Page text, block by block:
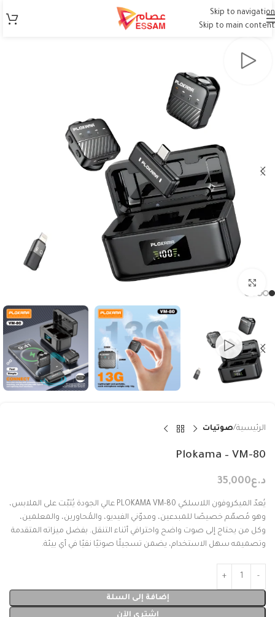
Skip to navigation
Skip to main content
الرئيسية صوتيات
Plokama – VM-80
د.ع35,000
يُعدّ الميكروفون اللاسلكي PLOKAMA VM-80 عالي الجودة يُثبّت على الملابس،
وهو مُصمّم خصيصًا للمبدعين، ومدوّني الفيديو، والمُحاورين، والمعلمين،
وكل من يحتاج إلى صوت واضح واحترافي أثناء التنقل. بفضل ميزاته المتقدمة
وتصميمه سهل الاستخدام، يضمن تسجيلًا صوتيًا نقيًا في أي بيئة.
إضافة إلى السلة
اشتري الآن